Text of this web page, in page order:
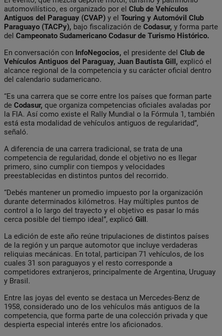
automovilístico, es organizado por el Club de Vehículos
Antiguos del Paraguay (CVAP) y el Touring y Automóvil Club
Paraguayo (TACPy), bajo fiscalización de Codasur, y forma parte
del Campeonato Sudamericano Codasur de Turismo Histórico.
En conversación con InfoNegocios, el presidente del Club de
Vehículos Antiguos del Paraguay, Juan Bautista Gill, explicó el
alcance regional de la competencia y su carácter oficial dentro
del calendario sudamericano.
“Es una carrera que se corre entre los países que forman parte
de Codasur, que organiza competencias oficiales avaladas por
la FIA. Así como existe el Rally Mundial o la Fórmula 1, también
está esta modalidad de vehículos antiguos de regularidad”,
señaló.
A diferencia de una carrera tradicional, se trata de una
competencia de regularidad, donde el objetivo no es llegar
primero, sino cumplir con tiempos y velocidades
preestablecidas en distintos puntos del recorrido.
“Debés mantener un promedio impuesto por la organización
durante determinados kilómetros. Hay múltiples puntos de
control a lo largo del trayecto y el objetivo es pasar lo más
cerca posible del tiempo ideal”, explicó Gill.
La edición de este año reúne tripulaciones de distintos países
de la región y un parque automotor que incluye verdaderas
reliquias mecánicas. En total, participan 71 vehículos, de los
cuales 31 son paraguayos y el resto corresponde a
competidores extranjeros, principalmente de Argentina, Uruguay
y Brasil.
Entre las joyas del evento se destaca un Mercedes-Benz de
1958, considerado uno de los vehículos más antiguos de la
competencia, que forma parte de una colección privada y que
despierta especial interés entre los aficionados.